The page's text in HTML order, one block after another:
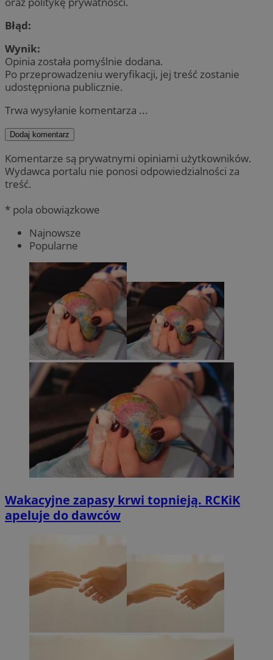
Błąd:
Wynik:
Opinia została pomyślnie dodana.
Po przeprowadzeniu weryfikacji, jej treść zostanie
udostępniona publicznie.
Trwa wysyłanie komentarza ...
Dodaj komentarz
Komentarze są prywatnymi opiniami użytkowników.
Wydawca portalu nie ponosi odpowiedzialności za
treść.
* pola obowiązkowe
Najnowsze
Popularne
Wakacyjne zapasy krwi topnieją. RCKiK
apeluje do dawców